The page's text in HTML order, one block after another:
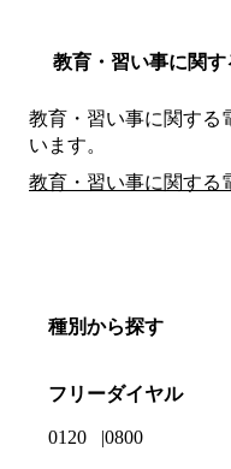
教育・習い事に関
教育・習い事に関する
います。
教育・習い事に関する
種別から探す
フリーダイヤル
0120 0800